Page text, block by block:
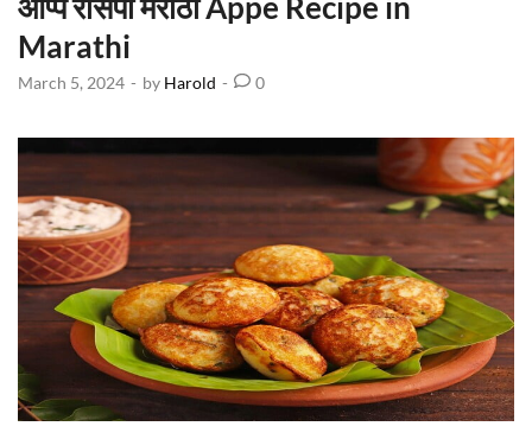
Marathi
March 5, 2024 - by Harold - 0